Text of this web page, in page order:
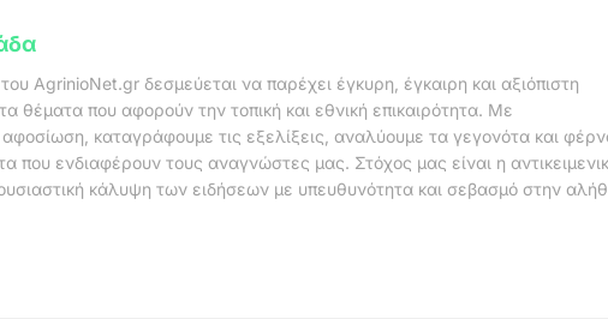
AgrinioNet.gr δεσμεύεται να παρέχει έγκυρη, έγκαιρη και αξιόπιστη
θέματα που αφορούν την τοπική και εθνική επικαιρότητα. Με
αφοσίωση, καταγράφουμε τις εξελίξεις, αναλύουμε τα γεγονότα και
που ενδιαφέρουν τους αναγνώστες μας. Στόχος μας είναι η
κάλυψη των ειδήσεων με υπευθυνότητα και σεβασμό στην